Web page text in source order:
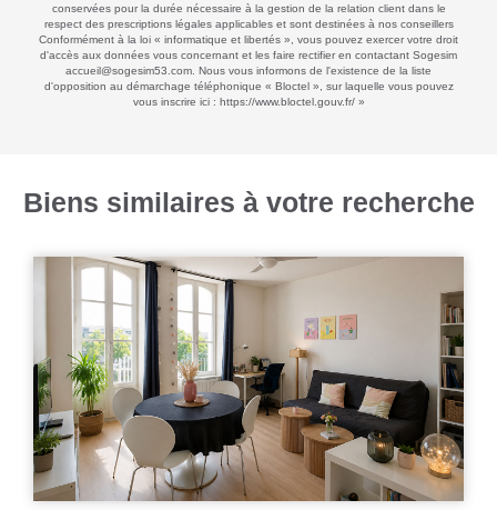
conservées pour la durée nécessaire à la gestion de la relation client dans le
respect des prescriptions légales applicables et sont destinées à nos conseillers
Conformément à la loi « informatique et libertés », vous pouvez exercer votre droit
d'accès aux données vous concernant et les faire rectifier en contactant Sogesim
accueil@sogesim53.com. Nous vous informons de l'existence de la liste
d'opposition au démarchage téléphonique « Bloctel », sur laquelle vous pouvez
vous inscrire ici : https://www.bloctel.gouv.fr/»
Biens similaires à votre recherche